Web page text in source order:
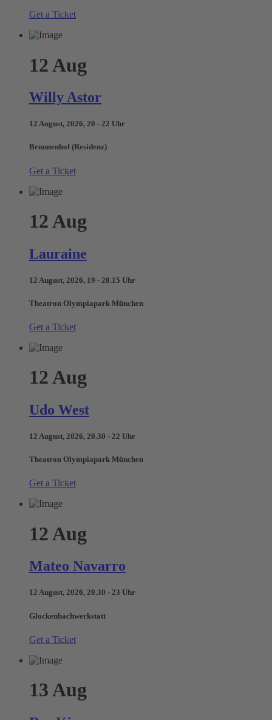
Get a Ticket
12 Aug
Willy Astor
12 August, 2026, 20 - 22 Uhr
Brunnenhof (Residenz)
Get a Ticket
12 Aug
Lauraine
12 August, 2026, 19 - 20.15 Uhr
Theatron Olympiapark München
Get a Ticket
12Aug
Udo West
12 August, 2026, 20.30 - 22 Uhr
Theatron Olympiapark München
Get a Ticket
12 Aug
Mateo Navarro
12 August, 2026, 20.30 - 23 Uhr
Glockenbachwerkstatt
Get a Ticket
13Aug